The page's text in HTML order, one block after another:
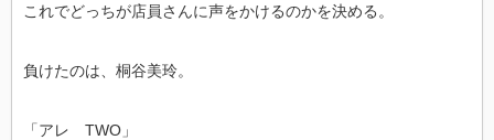
これでどっちが店員さんに声をかけるのかを決める。
負けたのは、桐谷美玲。
「アレ TWO」